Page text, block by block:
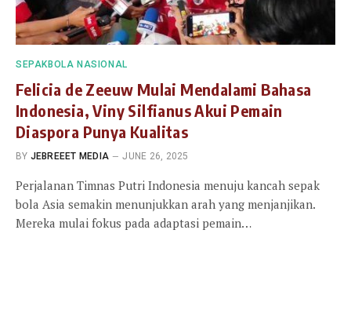
SEPAKBOLA NASIONAL
Felicia de Zeeuw Mulai Mendalami Bahasa
Indonesia, Viny Silfianus Akui Pemain
Diaspora Punya Kualitas
BY JEBREEET MEDIA JUNE 26, 2025
Perjalanan Timnas Putri Indonesia menuju kancah sepak
bola Asia semakin menunjukkan arah yang menjanjikan.
Mereka mulai fokus pada adaptasi pemain…